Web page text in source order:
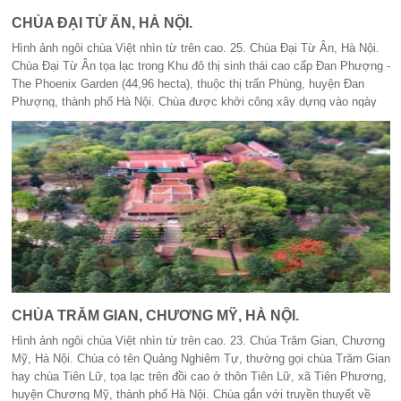
Quán Thế Âm, m
CHÙA ĐẠI TỪ ÂN, HÀ NỘI.
Hình ảnh ngôi chùa Việt nhìn từ trên cao. 25. Chùa Đại Từ Ân, Hà Nội.
Chùa Đại Từ Ân tọa lạc trong Khu đô thị sinh thái cao cấp Đan Phượng -
The Phoenix Garden (44,96 hecta), thuộc thị trấn Phùng, huyện Đan
Phượng, thành phố Hà Nội. Chùa được khởi công xây dựng vào ngày
09/5/2010 trên diện tích 2 hecta. Trước chùa, pho đại tượng đức Phật A
Di Đà (cao 25m) tôn trí ở giữa một công viên rộng lớn, thoáng đãng. Sau
tam quan là tòa phạm vũ hai tầng uy nghiêm, khang trang, mỹ lệ. Ở giữa
các bậc thang lên tòa Tam Bảo là bản Bát Nhã tâm kinh khắc bằng chữ
Hán. Phật điện được bài trí trang nghiêm, tôn trí các tượng: Tam Thế
Phật, Di Đà Tam Tôn, Thích Ca Tam Tôn, Tuyết Sơn, tòa Cửu Long, Bồ
tát Di Lặc, Tôn giả Ca Diếp, Tôn giả A Nan; các ban thờ: tượng đức
Phật nhập Niết Bàn, Bồ tát Văn Thù, Bồ tát Phổ Hiền, Bồ tát Quán Thế
Âm, Bồ tát Địa Tạng, Hộ Pháp, Minh Vương, Tôn giả A Nan và Trưởng
giả Cấp Cô Độc. Chùa còn có nhiều công trình khác như: nhà Tổ, nhà
CHÙA TRĂM GIAN, CHƯƠNG MỸ, HÀ NỘI.
Hình ảnh ngôi chùa Việt nhìn từ trên cao. 23. Chùa Trăm Gian, Chương
Mỹ, Hà Nội. Chùa có tên Quảng Nghiêm Tự, thường gọi chùa Trăm Gian
hay chùa Tiên Lữ, tọa lạc trên đồi cao ở thôn Tiên Lữ, xã Tiên Phương,
huyện Chương Mỹ, thành phố Hà Nội. Chùa gắn với truyền thuyết về